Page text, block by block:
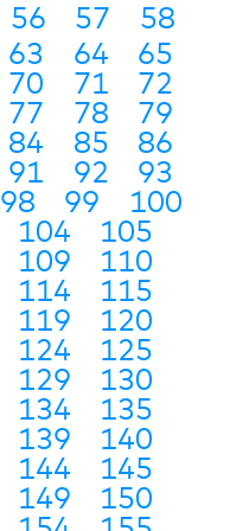
56 57
58
63 64
65
70 71
72
77 78
79
84 85
86
91 92
93
98 99
100
104
105
109
110
114
115
119
120
124
125
129
130
134
135
139
140
144
145
149
150